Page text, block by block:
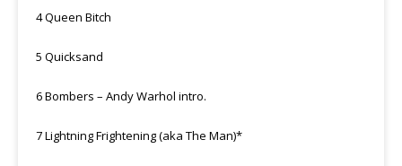
4 Queen Bitch
5 Quicksand
6 Bombers – Andy Warhol intro.
7 Lightning Frightening (aka The Man)*